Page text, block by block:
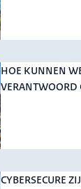
HOE KUNNEN
VERANTWOORD
CYBERSECURE